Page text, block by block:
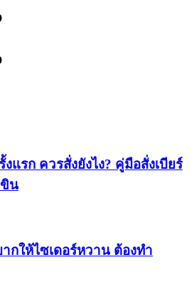
แรก ควรสั่งยังไง? คู่มือสั่งเบียร์
ขิน
ากให้ไซเดอร์หวาน ต้องทำ